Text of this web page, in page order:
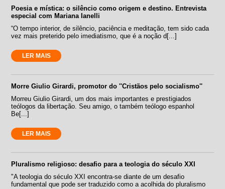
Poesia e mística: o silêncio como origem e destino. Entrevista
especial com Mariana Ianelli
“O tempo interior, de silêncio, paciência e meditação, tem sido cada
vez mais preterido pelo imediatismo, que é a noção d[...]
LER MAIS
Morre Giulio Girardi, promotor do ''Cristãos pelo socialismo''
Morreu Giulio Girardi, um dos mais importantes e prestigiados
teólogos da libertação. Seu amigo, o também teólogo espanhol
Be[...]
LER MAIS
Pluralismo religioso: desafio para a teologia do século XXI
"A teologia do século XXI encontra-se diante de um desafio
fundamental que pode ser traduzido como a acolhida do pluralismo